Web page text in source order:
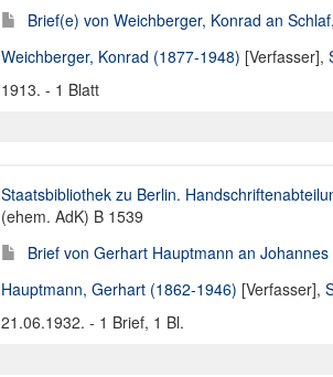
Brief(e) von Weichberger, Konrad an
Weichberger, Konrad (1877-1948) [Verfasser],
1913. - 1 Blatt
Staatsbibliothek zu Berlin.
(ehem. AdK) B 1539
Brief von Gerhart Hauptmann an
Hauptmann, Gerhart (1862-1946) [Verfasser],
21.06.1932. - 1 Brief, 1 Bl.